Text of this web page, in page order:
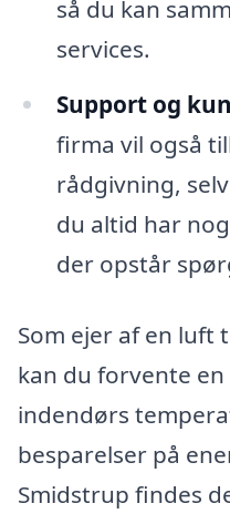
så du kan
services.
Support og
firma vil også
rådgivning,
du altid har
der opstår
Som ejer af en luft
kan du forvente
indendørs
besparelser på
Smidstrup findes